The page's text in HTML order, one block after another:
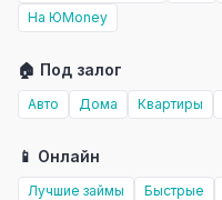
На ЮMoney
🏠 Под залог
Авто Дома Квартиры
📱 Онлайн
Лучшие займы Быстрые